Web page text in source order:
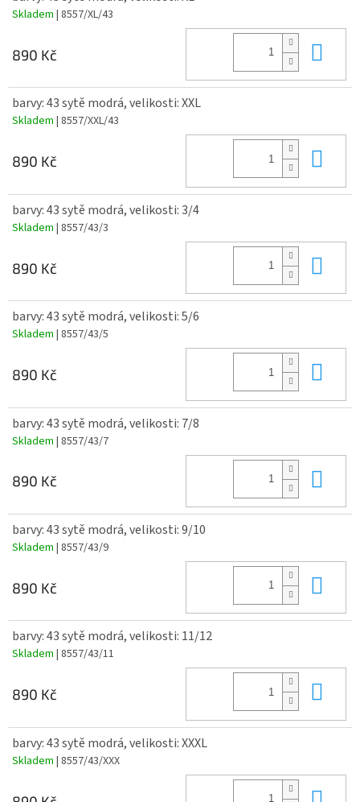
Skladem | 8557/XL/43
890 Kč
barvy: 43 sytě modrá, velikosti: XXL
Skladem | 8557/XXL/43
890 Kč
barvy: 43 sytě modrá, velikosti: 3/4
Skladem | 8557/43/3
890 Kč
barvy: 43 sytě modrá, velikosti: 5/6
Skladem | 8557/43/5
890 Kč
barvy: 43 sytě modrá, velikosti: 7/8
Skladem | 8557/43/7
890 Kč
barvy: 43 sytě modrá, velikosti: 9/10
Skladem | 8557/43/9
890 Kč
barvy: 43 sytě modrá, velikosti: 11/12
Skladem | 8557/43/11
890 Kč
barvy: 43 sytě modrá, velikosti: XXXL
Skladem | 8557/43/XXX